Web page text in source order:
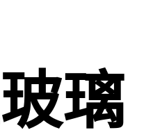
璃